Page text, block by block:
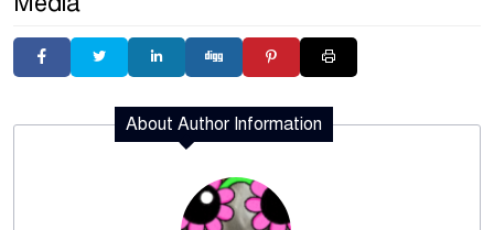
About Author Information